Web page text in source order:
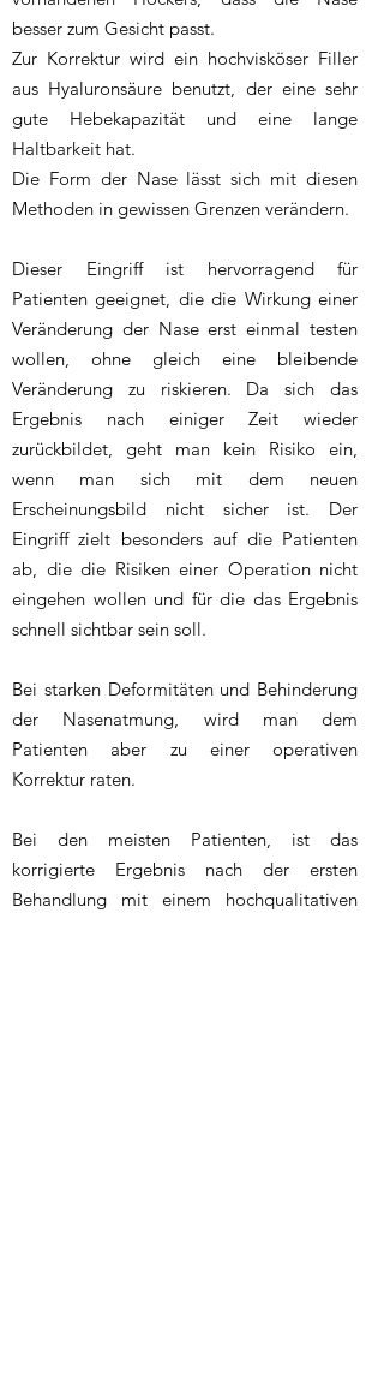
besser zum Gesicht passt.
Zur Korrektur wird ein hochvisköser Filler
aus Hyaluronsäure benutzt, der eine sehr
gute Hebekapazität und eine lange
Haltbarkeit hat.
Die Form der Nase lässt sich mit diesen
Methoden in gewissen Grenzen verändern.
Dieser Eingriff ist hervorragend für
Patienten geeignet, die die Wirkung einer
Veränderung der Nase erst einmal testen
wollen, ohne gleich eine bleibende
Veränderung zu riskieren. Da sich das
Ergebnis nach einiger Zeit wieder
zurückbildet, geht man kein Risiko ein,
wenn man sich mit dem neuen
Erscheinungsbild nicht sicher ist. Der
Eingriff zielt besonders auf die Patienten
ab, die die Risiken einer Operation nicht
eingehen wollen und für die das Ergebnis
schnell sichtbar sein soll.
Bei starken Deformitäten und Behinderung
der Nasenatmung, wird man dem
Patienten aber zu einer operativen
Korrektur raten.
Bei den meisten Patienten, ist das
korrigierte Ergebnis nach der ersten
Behandlung mit einem hochqualitativen